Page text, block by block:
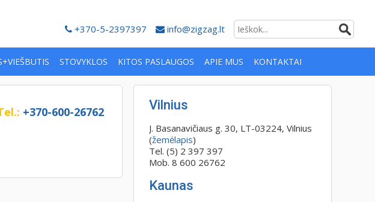
+370-5-2397397 info@zigzag.lt
STOVYKLOS KITOS PASLAUGOS APIE MUS KONTAKTAI
+370-600-26762 Vilnius
J. Basanavičiaus g. 30, LT-03224, Vilnius
(žemėlapis)
Tel. (5) 2 397 397
Mob. 8 600 26762
Kaunas